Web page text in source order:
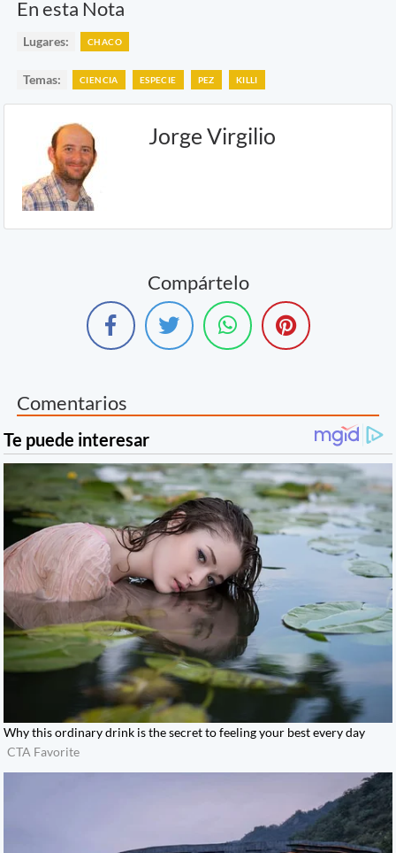
En esta Nota
Lugares: CHACO
Temas: CIENCIA ESPECIE PEZ KILLI
Jorge Virgilio
Compártelo
Comentarios